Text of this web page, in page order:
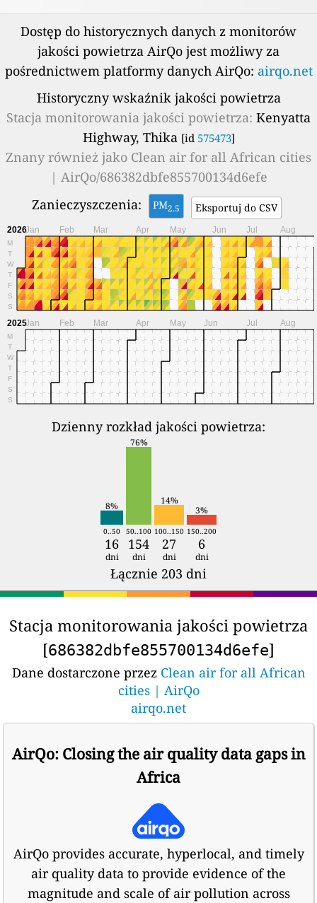
Dostęp do historycznych danych z monitorów
jakości powietrza AirQo jest możliwy za
pośrednictwem platformy danych AirQo: airqo.net
Historyczny wskaźnik jakości powietrza
Stacja monitorowania jakości powietrza: Kenyatta
Highway, Thika [id 575473]
Znany również jako Clean air for all African cities
| AirQo/686382dbfe855700134d6efe
Zanieczyszczenia:
PM2.5 Eksportuj do CSV
2026
M
T
W
T
F
S
S
Jan Feb Mar Apr May Jun Jul Aug
2025
M
T
W
T
F
S
S
Jan Feb Mar Apr May Jun Jul Aug
Dzienny rozkład jakości powietrza:
8%
76%
14%
3%
0..50 50..100 100..150 150..200
16 154 27 6
dni dni dni dni
Łącznie 203 dni
Stacja monitorowania jakości powietrza
[686382dbfe855700134d6efe]
Dane dostarczone przez Clean air for all African
cities | AirQo
airqo.net
AirQo: Closing the air quality data gaps in
Africa
AirQo provides accurate, hyperlocal, and timely
air quality data to provide evidence of the
magnitude and scale of air pollution across